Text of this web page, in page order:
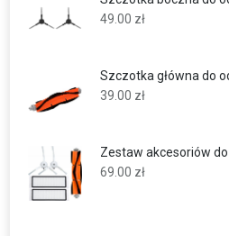
49.00 zł
Szczotka główna do
39.00 zł
Zestaw akcesoriów
69.00 zł